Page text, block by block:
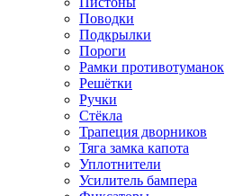
Поводки
Подкрылки
Пороги
Рамки противотуманок
Решётки
Ручки
Стёкла
Трапеция дворников
Тяга замка капота
Уплотнители
Усилитель бампера